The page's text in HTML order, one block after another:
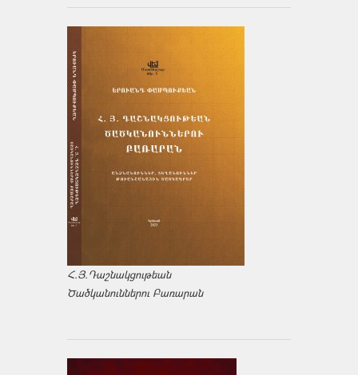
Հ.Յ.Դաշնակցութեան
Ծածկանուններու Բառարան